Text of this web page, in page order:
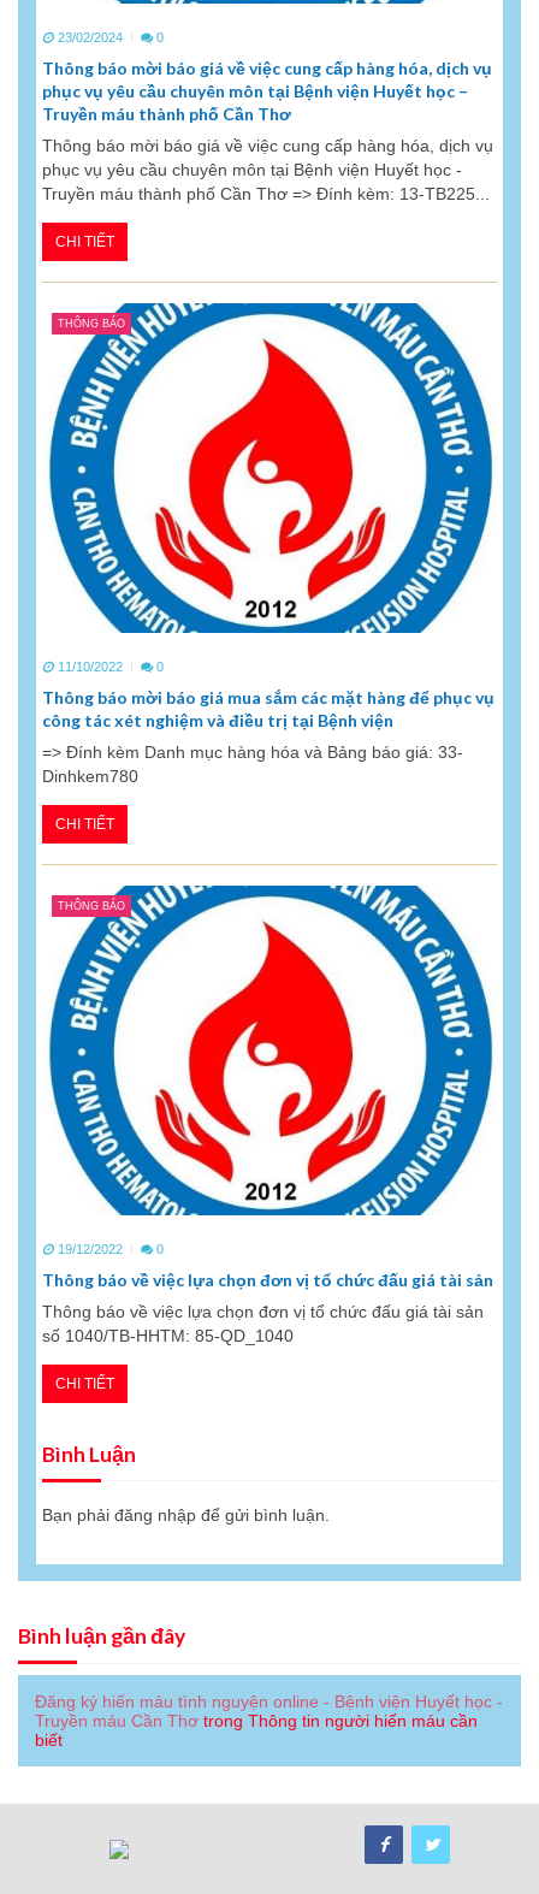
23/02/2024 0
Thông báo mời báo giá về việc cung cấp hàng hóa, dịch vụ
phục vụ yêu cầu chuyên môn tại Bệnh viện Huyết học –
Truyền máu thành phố Cần Thơ
Thông báo mời báo giá về việc cung cấp hàng hóa, dịch vụ
phục vụ yêu cầu chuyên môn tại Bệnh viện Huyết học -
Truyền máu thành phố Cần Thơ => Đính kèm: 13-TB225...
CHI TIẾT
THÔNG BÁO
11/10/2022 0
Thông báo mời báo giá mua sắm các mặt hàng để phục vụ
công tác xét nghiệm và điều trị tại Bệnh viện
=> Đính kèm Danh mục hàng hóa và Bảng báo giá: 33-
Dinhkem780
CHI TIẾT
THÔNG BÁO
19/12/2022 0
Thông báo về việc lựa chọn đơn vị tổ chức đấu giá tài sản
Thông báo về việc lựa chọn đơn vị tổ chức đấu giá tài sản
số 1040/TB-HHTM: 85-QD_1040
CHI TIẾT
Bình Luận
Bạn phải đăng nhập để gửi bình luận.
Bình luận gần đây
Đăng ký hiến máu tình nguyện online - Bệnh viện Huyết học -
Truyền máu Cần Thơ trong Thông tin người hiến máu cần
biết